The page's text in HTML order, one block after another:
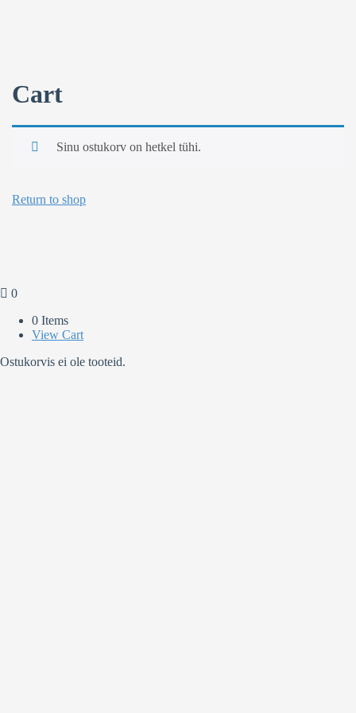
Cart
Sinu ostukorv on hetkel tühi.
Return to shop
0
0 Items
View Cart
Ostukorvis ei ole tooteid.